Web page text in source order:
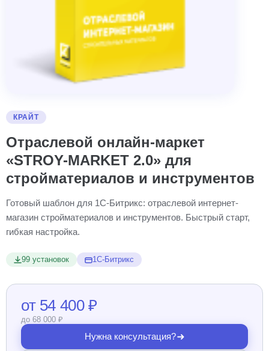
КРАЙТ
Отраслевой онлайн-маркет
«STROY-MARKET 2.0» для
стройматериалов и инструментов
Готовый шаблон для 1С-Битрикс: отраслевой интернет-
магазин стройматериалов и инструментов. Быстрый старт,
гибкая настройка.
99 установок 1С-Битрикс
от 54 400 ₽
до 68 000 ₽
Нужна консультация?